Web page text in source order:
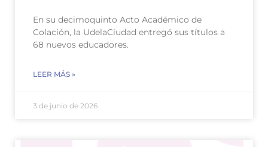
En su decimoquinto Acto Académico de
Colación, la UdelaCiudad entregó sus títulos a
68 nuevos educadores.
LEER MÁS »
3 de junio de 2026